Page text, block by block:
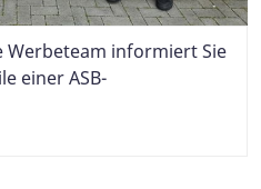
Werbeteam informiert Sie
einer ASB-